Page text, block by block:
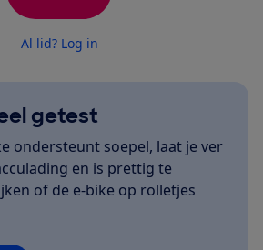
Al lid? Log in
getest
ondersteunt soepel, laat je ver
en is prettig te
of de e-bike op rolletjes